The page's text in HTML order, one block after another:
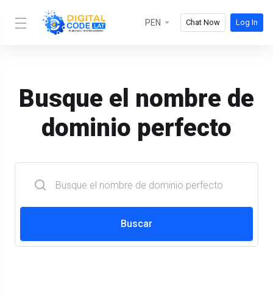
PEN Chat Now Log In
Busque el nombre de
dominio perfecto
Buscar